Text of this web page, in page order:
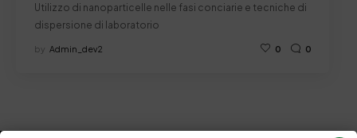
Utilizzo di nanoparticelle nelle fasi conciarie e tecniche di
dispersione di laboratorio
by Admin_dev2 0 0